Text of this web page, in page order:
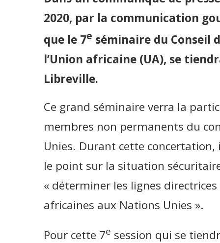
2020, par la communication
que le 7e séminaire du Conseil
l’Union africaine (UA), se
Libreville.
Ce grand séminaire verra la
membres non permanents du
Unies. Durant cette
le point sur la situation
« déterminer les lignes
africaines aux Nations Unies ».
Pour cette 7e session qui se